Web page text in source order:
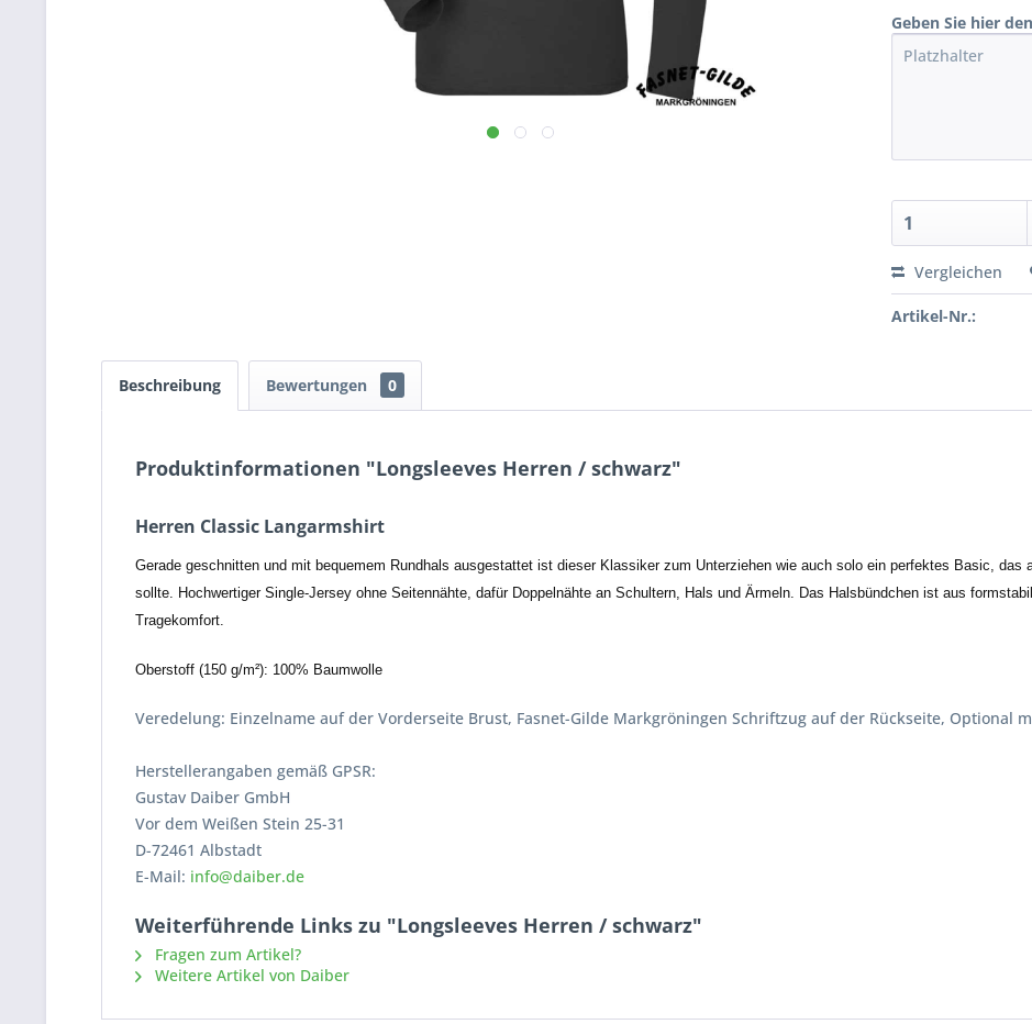
Geben Sie hier
Vergleichen
Artikel-Nr.:
Beschreibung Bewertungen 0
Produktinformationen "Longsleeves Herren / schwarz"
Herren Classic Langarmshirt
Gerade geschnitten und mit bequemem Rundhals ausgestattet ist dieser Klassiker zum Unterziehen wie auch solo ein perfektes Basic, das
sollte. Hochwertiger Single-Jersey ohne Seitennähte, dafür Doppelnähte an Schultern, Hals und Ärmeln. Das Halsbündchen ist aus
Tragekomfort.
Oberstoff (150 g/m²): 100% Baumwolle
Veredelung: Einzelname auf der Vorderseite Brust, Fasnet-Gilde Markgröningen Schriftzug auf der Rückseite, Optional
Herstellerangaben gemäß GPSR:
Gustav Daiber GmbH
Vor dem Weißen Stein 25-31
D-72461 Albstadt
E-Mail: info@daiber.de
Weiterführende Links zu "Longsleeves Herren / schwarz"
Fragen zum Artikel?
Weitere Artikel von Daiber